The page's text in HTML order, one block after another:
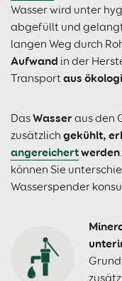
Wasser wird unter
abgefüllt und
langen Weg durch
Aufwand in der
Transportaus
DasWasseraus den
zusätzlich gekühlt,
angereichertwerden
können Sie
Wasserspender